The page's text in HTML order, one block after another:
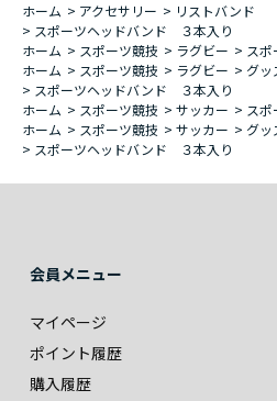
ホーム > アクセサリー > リストバンド
> スポーツヘッドバンド ３本入り
ホーム > スポーツ競技 > ラグビー > ス
ホーム > スポーツ競技 > ラグビー > グッ
> スポーツヘッドバンド ３本入り
ホーム > スポーツ競技 > サッカー > ス
ホーム > スポーツ競技 > サッカー > グッ
> スポーツヘッドバンド ３本入り
会員メニュー
マイページ
ポイント履歴
購入履歴